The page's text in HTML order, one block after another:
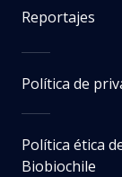
Reportajes
Política de
Política ética
Biobiochile